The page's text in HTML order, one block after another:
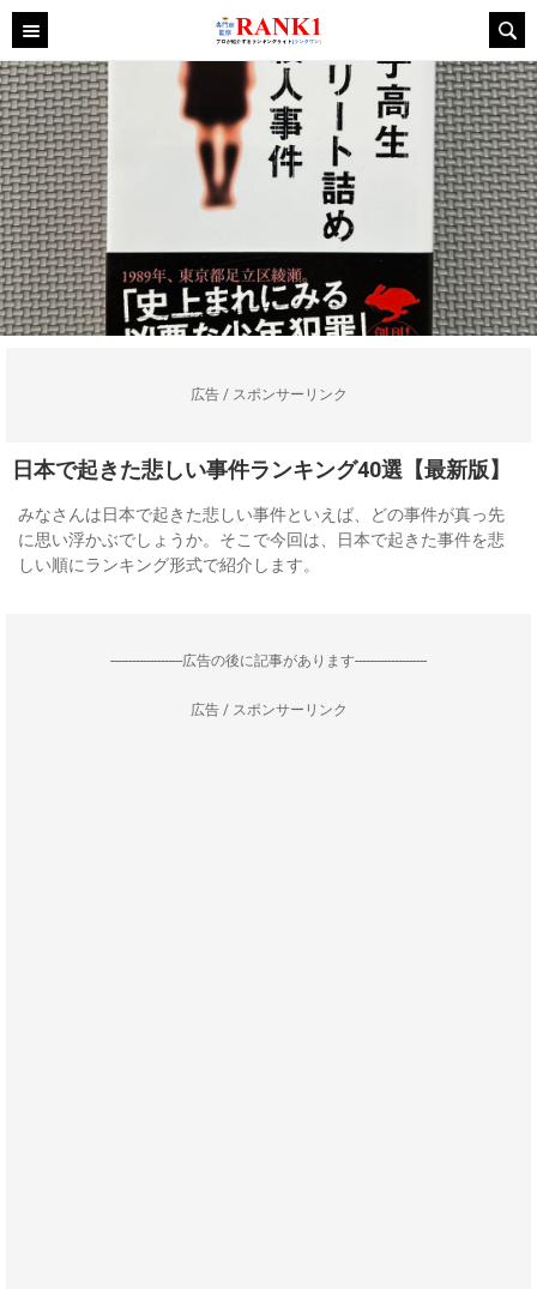
広告 / スポンサーリンク
日本で起きた悲しい事件ランキング40選【最新版】
みなさんは日本で起きた悲しい事件といえば、どの事件が真っ先
に思い浮かぶでしょうか。そこで今回は、日本で起きた事件を悲
しい順にランキング形式で紹介します。
--------------------広告の後に記事があります--------------------
広告 / スポンサーリンク